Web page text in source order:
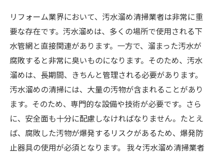
リフォーム業界において、汚水溜め清掃業者は非常に重
要な存在です。汚水溜めは、多くの場所で使用される下
水管網と直接関連があります。一方で、溜まった汚水が
腐敗すると非常に臭いものになります。そのため、汚水
溜めは、長期間、きちんと管理される必要があります。
汚水溜めの清掃には、大量の汚物が含まれることがあり
ます。そのため、専門的な設備や技術が必要です。さら
に、安全面も十分に配慮しなければなりません。たとえ
ば、腐敗した汚物が爆発するリスクがあるため、爆発防
止器具の使用が必須となります。 我々汚水溜め清掃業者